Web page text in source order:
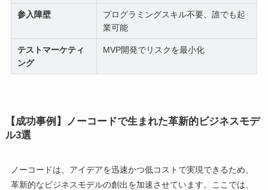
参入障壁
プログラミングスキル不要、誰でも起
業可能
テストマーケティ
ング
MVP開発でリスクを最小化
【成功事例】ノーコードで生まれた革新的ビジネスモデ
ル3選
ノーコードは、アイデアを迅速かつ低コストで実現できるため、
革新的なビジネスモデルの創出を加速させています。ここでは、